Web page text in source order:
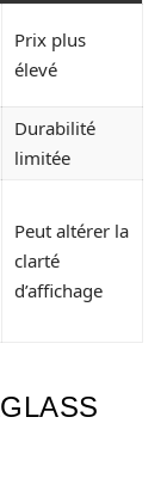
Prix plus
élevé
Durabilité
limitée
Peut altérer la
clarté
d’affichage